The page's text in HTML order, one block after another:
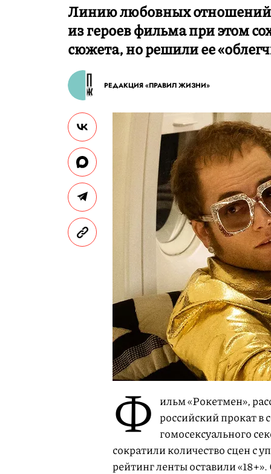
Линию любовных
из героев фильма при этом
сюжета, но решили ее
РЕДАКЦИЯ «ПРАВИЛ ЖИЗНИ»
Ф ильм «Рокетмен»,
российский прокат в
гомосексуального
сократили количество сцен с
рейтинг ленты оставили